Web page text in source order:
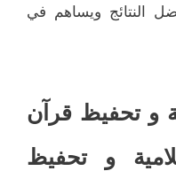
النتائج ويساهم في
و تحفيظ قرآن
و تحفيظ